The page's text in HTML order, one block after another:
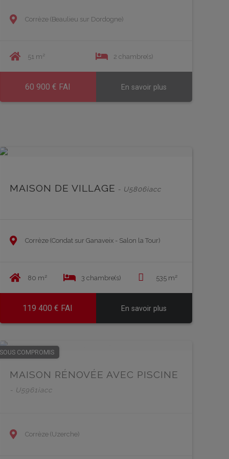
Corrèze (Beaulieu sur Dordogne)
51 m² 2 chambre(s)
60 900 € FAI En savoir plus
EN SAVOIR PLUS
MAISON DE VILLAGE - U5806iacc
Corrèze (Condat sur Ganaveix - Salon la Tour)
80 m² 3 chambre(s) 535 m²
119 400 € FAI En savoir plus
EN SAVOIR PLUS
SOUS COMPROMIS
MAISON RÉNOVÉE AVEC PISCINE
- U5961iacc
Corrèze (Uzerche)